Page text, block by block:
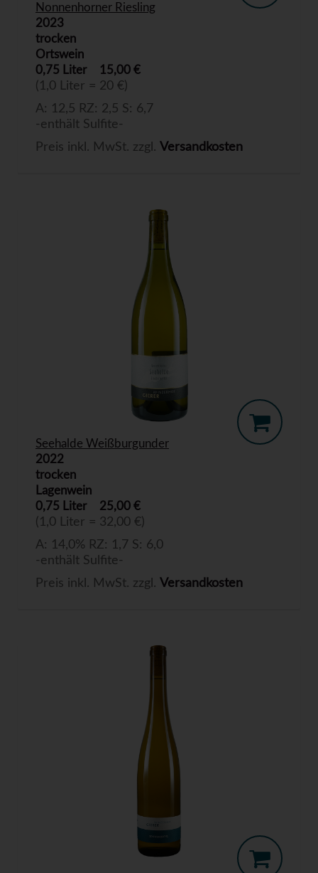
Nonnenhorner Riesling
2023
trocken
Ortswein
0,75 Liter
15,00 €
(1,0 Liter = 20 €)
A: 12,5 RZ: 2,5 S: 6,7
-enthält Sulfite-
Preis inkl. MwSt. zzgl. Versandkosten
Seehalde Weißburgunder
2022
trocken
Lagenwein
0,75 Liter
25,00 €
(1,0 Liter = 32,00 €)
A: 14,0% RZ: 1,7 S: 6,0
-enthält Sulfite-
Preis inkl. MwSt. zzgl. Versandkosten